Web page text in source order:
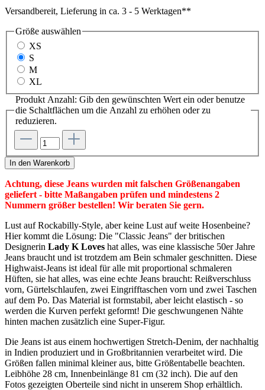
Versandbereit, Lieferung in ca. 3 - 5 Werktagen**
Größe auswählen
XS
S
M
XL
Produkt Anzahl: Gib den gewünschten Wert ein oder benutze
die Schaltflächen um die Anzahl zu erhöhen oder zu
reduzieren.
In den Warenkorb
Achtung, diese Jeans wurden mit falschen Größenangaben
geliefert - bitte Maßangaben prüfen und mindestens 2
Nummern größer bestellen! Wir beraten Sie gern.
Lust auf Rockabilly-Style, aber keine Lust auf weite Hosenbeine?
Hier kommt die Lösung: Die "Classic Jeans" der britischen
Designerin Lady K Loves hat alles, was eine klassische 50er Jahre
Jeans braucht und ist trotzdem am Bein schmaler geschnitten. Diese
Highwaist-Jeans ist ideal für alle mit proportional schmaleren
Hüften, sie hat alles, was eine echte Jeans braucht: Reißverschluss
vorn, Gürtelschlaufen, zwei Eingrifftaschen vorn und zwei Taschen
auf dem Po. Das Material ist formstabil, aber leicht elastisch - so
werden die Kurven perfekt geformt! Die geschwungenen Nähte
hinten machen zusätzlich eine Super-Figur.
Die Jeans ist aus einem hochwertigen Stretch-Denim, der nachhaltig
in Indien produziert und in Großbritannien verarbeitet wird. Die
Größen fallen minimal kleiner aus, bitte Größentabelle beachten.
Leibhöhe 28 cm, Innenbeinlänge 81 cm (32 inch). Die auf den
Fotos gezeigten Oberteile sind nicht in unserem Shop erhältlich.